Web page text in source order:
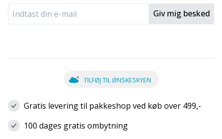
Giv mig besked
TILFØJ TIL ØNSKESKYEN
Gratis levering til pakkeshop ved køb over 499,-
100 dages gratis ombytning